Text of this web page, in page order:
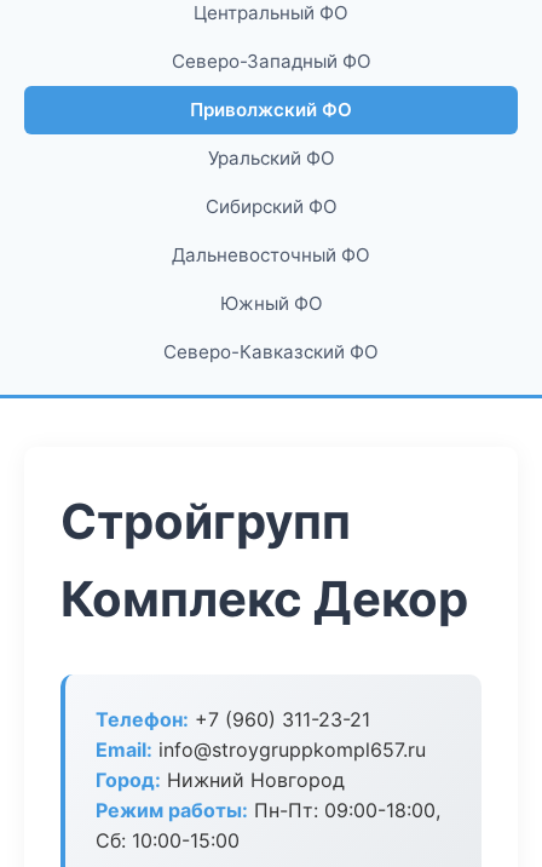
Центральный ФО
Северо-Западный ФО
Приволжский ФО
Уральский ФО
Сибирский ФО
Дальневосточный ФО
Южный ФО
Северо-Кавказский ФО
Стройгрупп
Комплекс Декор
Телефон: +7 (960) 311-23-21
Email: info@stroygruppkompl657.ru
Город: Нижний Новгород
Режим работы: Пн-Пт: 09:00-18:00,
Сб: 10:00-15:00